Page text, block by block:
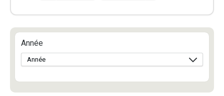
Année